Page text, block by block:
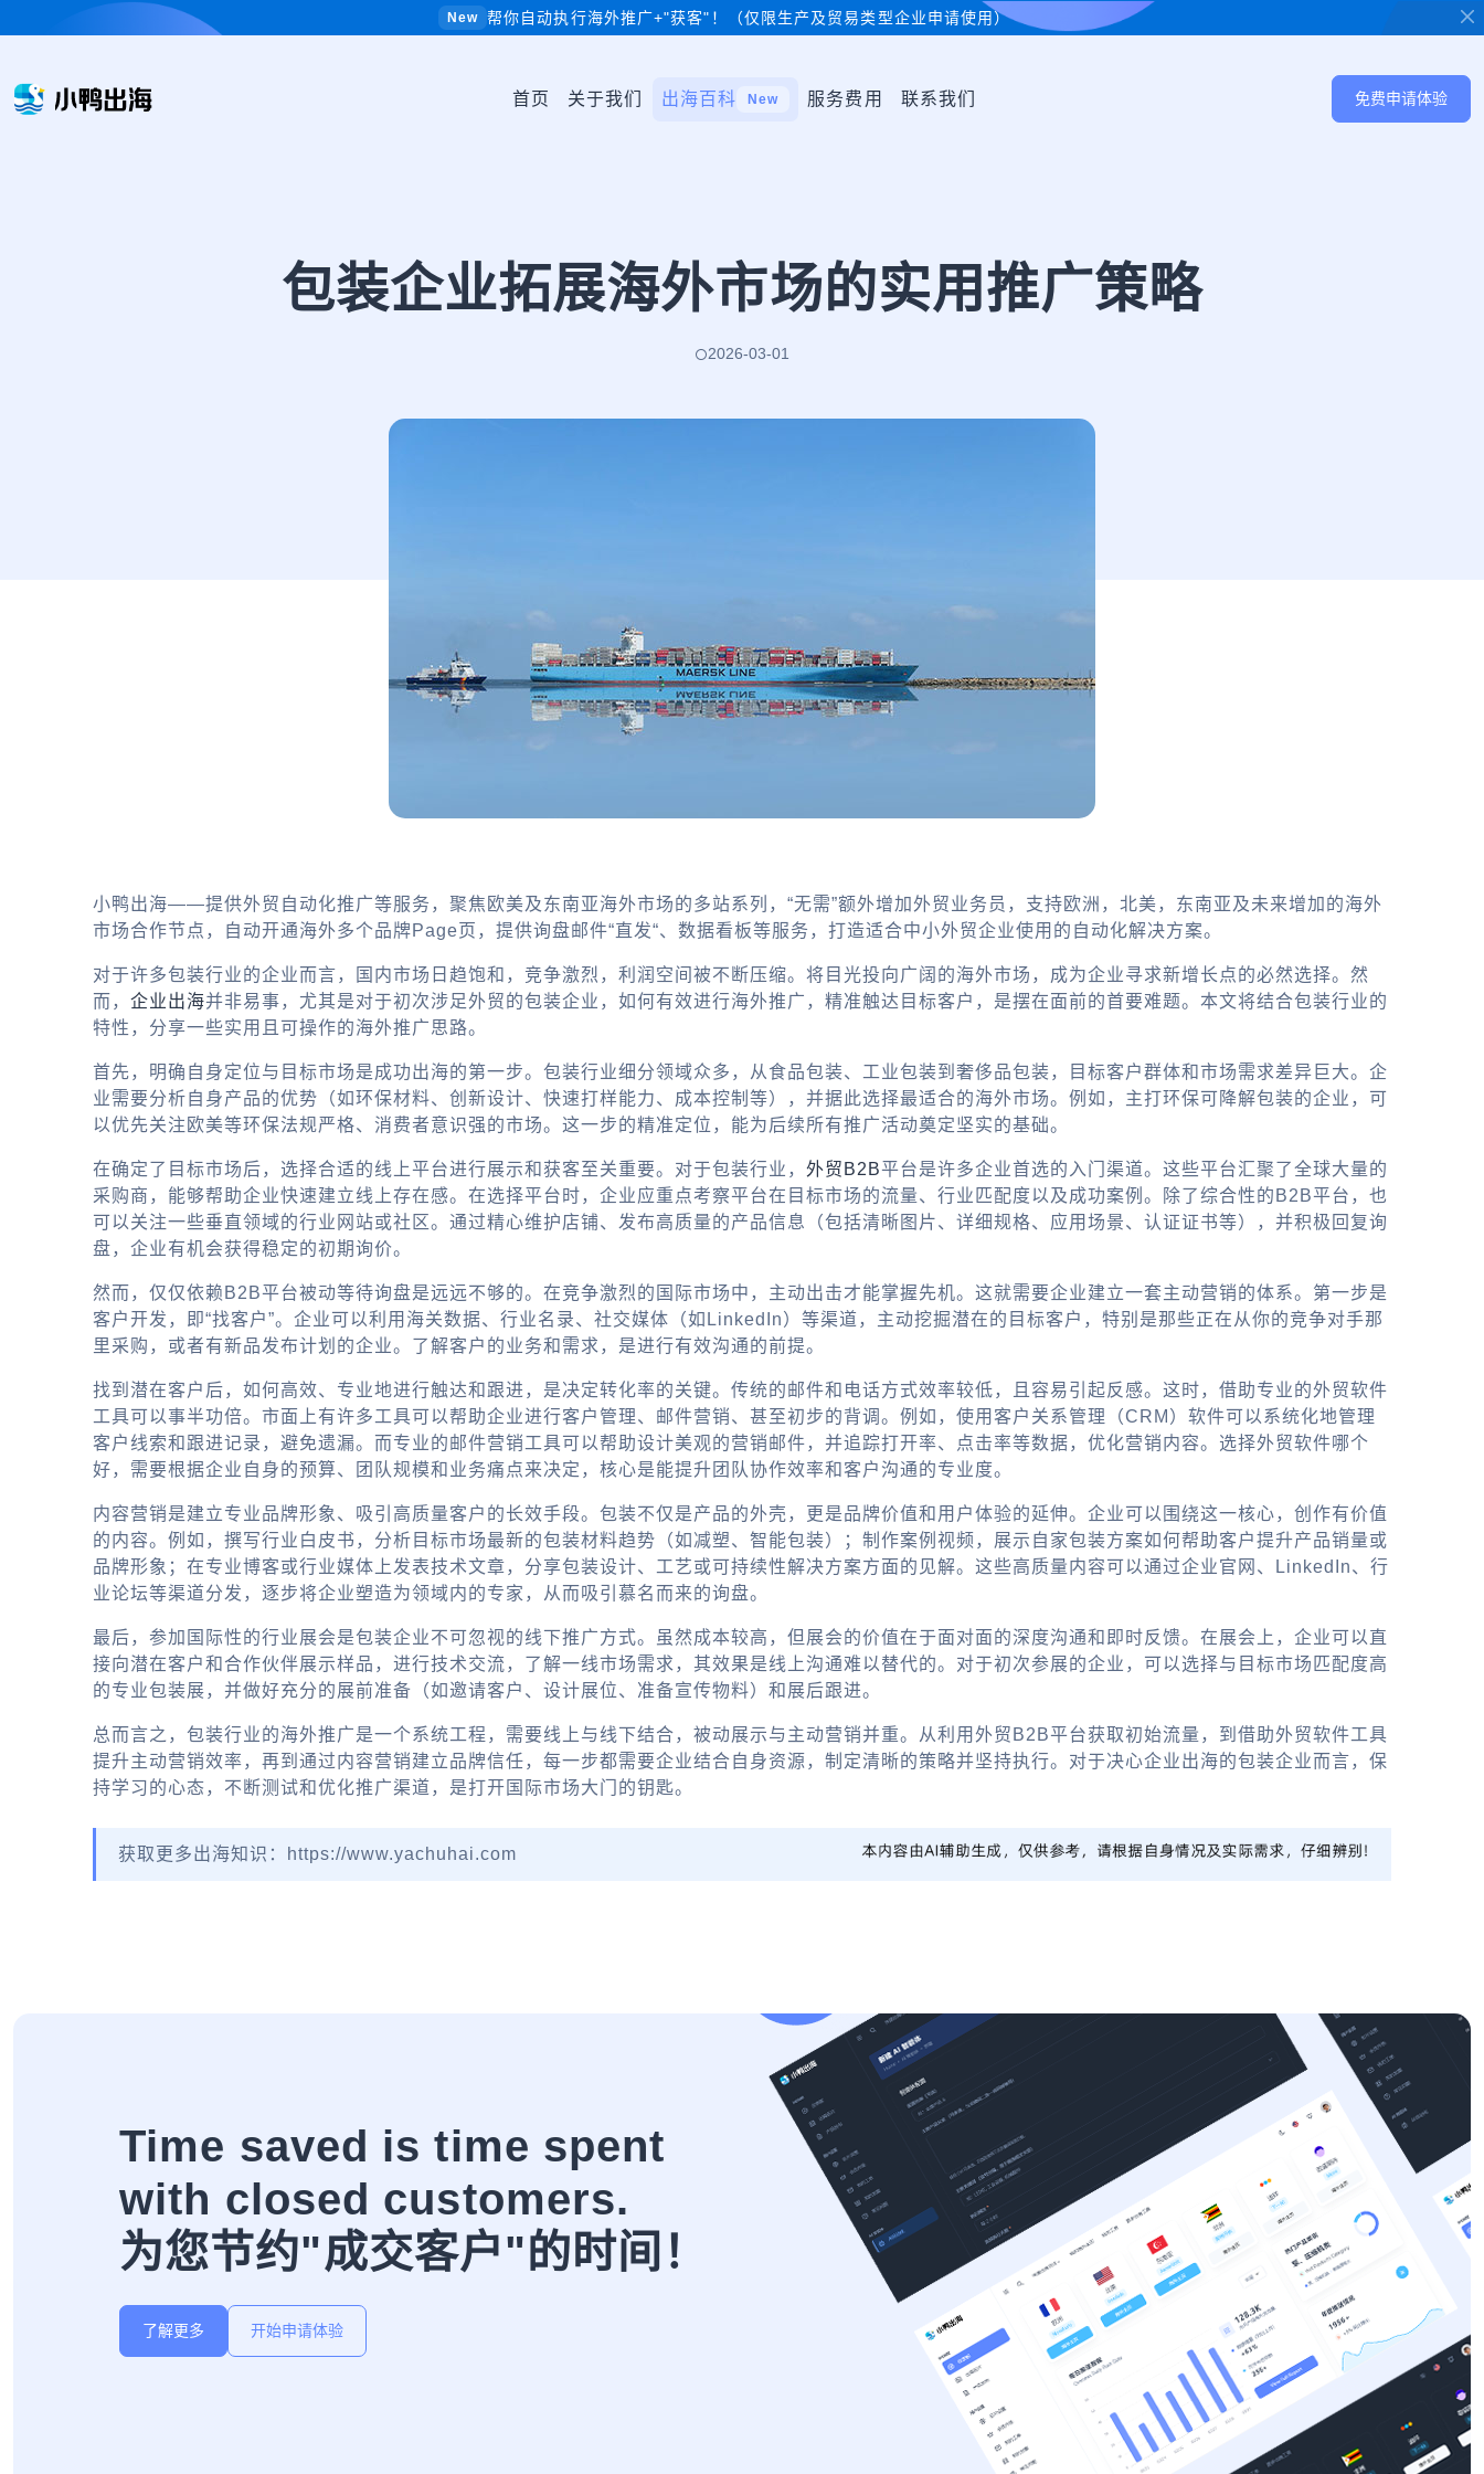
New 帮你自动执行海外推广+"获客"！（仅限生产及贸易类型企业申请使用）
首页 关于我们 出海百科 New 服务费用 联系我们 免费申请体验
包装企业拓展海外市场的实用推广策略
2026-03-01
小鸭出海——提供外贸自动化推广等服务，聚焦欧美及东南亚海外市场的多站系列，“无需”额外增加外贸业务员，支持欧洲，北美，东南亚及未来增加的海外
市场合作节点，自动开通海外多个品牌Page页，提供询盘邮件“直发“、数据看板等服务，打造适合中小外贸企业使用的自动化解决方案。
对于许多包装行业的企业而言，国内市场日趋饱和，竞争激烈，利润空间被不断压缩。将目光投向广阔的海外市场，成为企业寻求新增长点的必然选择。然
而， 企业出海并非易事，尤其是对于初次涉足外贸的包装企业，如何有效进行海外推广，精准触达目标客户，是摆在面前的首要难题。本文将结合包装行业的
特性，分享一些实用且可操作的海外推广思路。
首先，明确自身定位与目标市场是成功出海的第一步。包装行业细分领域众多，从食品包装、工业包装到奢侈品包装，目标客户群体和市场需求差异巨大。企
业需要分析自身产品的优势（如环保材料、创新设计、快速打样能力、成本控制等），并据此选择最适合的海外市场。例如，主打环保可降解包装的企业，可
以优先关注欧美等环保法规严格、消费者意识强的市场。这一步的精准定位，能为后续所有推广活动奠定坚实的基础。
在确定了目标市场后，选择合适的线上平台进行展示和获客至关重要。对于包装行业， 外贸B2B平台是许多企业首选的入门渠道。这些平台汇聚了全球大量的
采购商，能够帮助企业快速建立线上存在感。在选择平台时，企业应重点考察平台在目标市场的流量、行业匹配度以及成功案例。除了综合性的B2B平台，也
可以关注一些垂直领域的行业网站或社区。通过精心维护店铺、发布高质量的产品信息（包括清晰图片、详细规格、应用场景、认证证书等），并积极回复询
盘，企业有机会获得稳定的初期询价。
然而，仅仅依赖B2B平台被动等待询盘是远远不够的。在竞争激烈的国际市场中，主动出击才能掌握先机。这就需要企业建立一套主动营销的体系。第一步是
客户开发，即“找客户”。企业可以利用海关数据、行业名录、社交媒体（如LinkedIn）等渠道，主动挖掘潜在的目标客户，特别是那些正在从你的竞争对手那
里采购，或者有新品发布计划的企业。了解客户的业务和需求，是进行有效沟通的前提。
找到潜在客户后，如何高效、专业地进行触达和跟进，是决定转化率的关键。传统的邮件和电话方式效率较低，且容易引起反感。这时，借助专业的外贸软件
工具可以事半功倍。市面上有许多工具可以帮助企业进行客户管理、邮件营销、甚至初步的背调。例如，使用客户关系管理（CRM）软件可以系统化地管理
客户线索和跟进记录，避免遗漏。而专业的邮件营销工具可以帮助设计美观的营销邮件，并追踪打开率、点击率等数据，优化营销内容。选择外贸软件哪个
好 ，需要根据企业自身的预算、团队规模和业务痛点来决定，核心是能提升团队协作效率和客户沟通的专业度。
内容营销是建立专业品牌形象、吸引高质量客户的长效手段。包装不仅是产品的外壳，更是品牌价值和用户体验的延伸。企业可以围绕这一核心，创作有价值
的内容。例如，撰写行业白皮书，分析目标市场最新的包装材料趋势（如减塑、智能包装）；制作案例视频，展示自家包装方案如何帮助客户提升产品销量或
品牌形象；在专业博客或行业媒体上发表技术文章，分享包装设计、工艺或可持续性解决方案方面的见解。这些高质量内容可以通过企业官网、LinkedIn、行
业论坛等渠道分发，逐步将企业塑造为领域内的专家，从而吸引慕名而来的询盘。
最后，参加国际性的行业展会是包装企业不可忽视的线下推广方式。虽然成本较高，但展会的价值在于面对面的深度沟通和即时反馈。在展会上，企业可以直
接向潜在客户和合作伙伴展示样品，进行技术交流，了解一线市场需求，其效果是线上沟通难以替代的。对于初次参展的企业，可以选择与目标市场匹配度高
的专业包装展，并做好充分的展前准备（如邀请客户、设计展位、准备宣传物料）和展后跟进。
总而言之，包装行业的海外推广是一个系统工程，需要线上与线下结合，被动展示与主动营销并重。从利用 外贸B2B平台获取初始流量，到借助外贸软件工具
提升主动营销效率，再到通过内容营销建立品牌信任，每一步都需要企业结合自身资源，制定清晰的策略并坚持执行。对于决心企业出海的包装企业而言，保
持学习的心态，不断测试和优化推广渠道，是打开国际市场大门的钥匙。
获取更多出海知识：https://www.yachuhai.com
Time saved is time spent
with closed customers.
为您节约"成交客户"的时间！
了解更多 开始申请体验